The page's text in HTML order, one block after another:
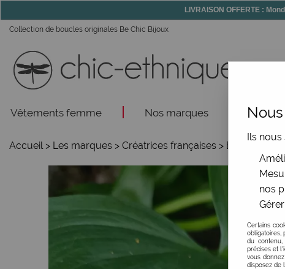
LIVRAISON OFFERTE :
Collection de boucles originales Be Chic Bijoux
Vêtements femme Nos marques
Accueil > Les marques > Créatrices françaises > Boucles
Ils nous
nos
Certains
obligatoires,
du contenu,
précises et
vous
disposez de